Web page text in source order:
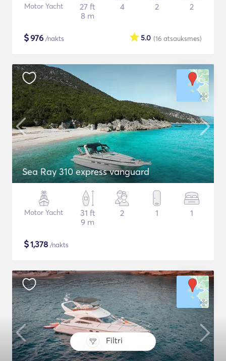
Filtri
Motor Yacht
27 ft
8 m
4 2 2
$976 /nakts (16 atsauksmes)
5.0
Sea Ray 310 express vanguard
Motor Yacht
31 ft
9 m
2 1 1
$1,378 /nakts